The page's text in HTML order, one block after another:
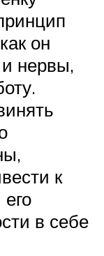
он
нервы,
к
в себе